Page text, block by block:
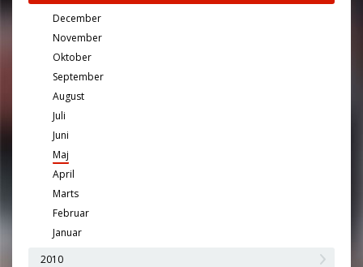
December
November
Oktober
September
August
Juli
Juni
Maj
April
Marts
Februar
Januar
2010